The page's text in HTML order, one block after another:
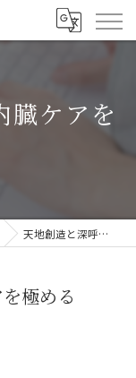
臓ケアを
天地創造と深呼吸で内臓ケアを極める
極める